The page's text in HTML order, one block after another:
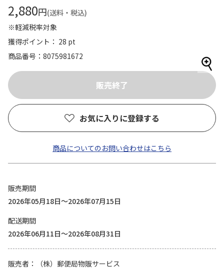
2,880円(送料・税込)
※軽減税率対象
獲得ポイント： 28 pt
商品番号
8075981672
お気に入りに登録する
商品についてのお問い合わせはこちら
販売期間
2026年05月18日～2026年07月15日
配送期間
2026年06月11日～2026年08月31日
販売者
（株）郵便局物販サービス